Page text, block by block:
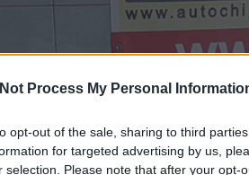
Process My Personal
opt-out of the sale, sharing to third
for targeted advertising by us,
selection. Please note that after your opt-